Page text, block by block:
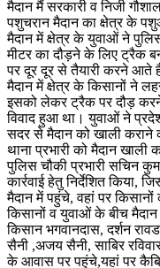
मैदान मैं सरकारी व निजी
पशुचरान मैदान का क्षेत्र के
मैदान में क्षेत्र के युवाओं ने
मीटर का दौड़ने के लिए ट्रैक
पर दूर दूर से तैयारी करने आते
मैदान में क्षेत्र के किसानों ने
इसको लेकर ट्रैक पर दौड़
विवाद हुआ था। युवाओं ने
सदर से मैदान को खाली
थाना प्रभारी को मैदान खाली
पुलिस चौकी प्रभारी सचिन
कार्रवाई हेतु निर्देशित किया,
मैदान में पहुंचे, वहां पर
किसानों व युवाओं के बीच
किसान भगवानदास, दर्शन
सैनी ,अजय सैनी, साबिर
के आवास पर पहुंचे,यहां पर